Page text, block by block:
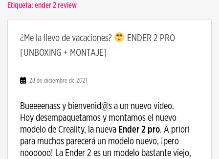
Etiqueta: ender 2 review
¿Me la llevo de vacaciones?
ENDER 2 PRO
[UNBOXING + MONTAJE]
28 de diciembre de 2021
Bueeeenass y bienvenid@s a un nuevo video.
Hoy desempaquetamos y montamos el nuevo
modelo de Creality, la nueva Ender 2 pro. A priori
para muchos parecerá un modelo nuevo, ¡pero
noooooo! La Ender 2 es un modelo bastante viejo,